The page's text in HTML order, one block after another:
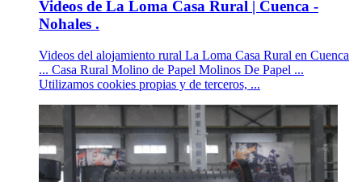
Videos de La Loma Casa Rural | Cuenca -
Nohales .
Videos del alojamiento rural La Loma Casa Rural en Cuenca
... Casa Rural Molino de Papel Molinos De Papel ...
Utilizamos cookies propias y de terceros, ...